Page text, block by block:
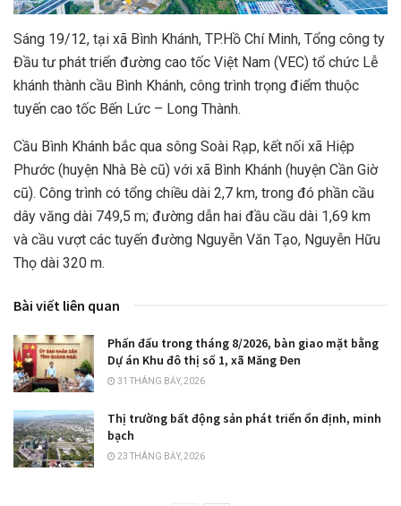
Sáng 19/12, tại xã Bình Khánh, TP.Hồ Chí Minh, Tổng công ty
Đầu tư phát triển đường cao tốc Việt Nam (VEC) tổ chức Lễ
khánh thành cầu Bình Khánh, công trình trọng điểm thuộc
tuyến cao tốc Bến Lức – Long Thành.
Cầu Bình Khánh bắc qua sông Soài Rạp, kết nối xã Hiệp
Phước (huyện Nhà Bè cũ) với xã Bình Khánh (huyện Cần Giờ
cũ). Công trình có tổng chiều dài 2,7 km, trong đó phần cầu
dây văng dài 749,5 m; đường dẫn hai đầu cầu dài 1,69 km
và cầu vượt các tuyến đường Nguyễn Văn Tạo, Nguyễn Hữu
Thọ dài 320 m.
Bài viết liên quan
Phấn đấu trong tháng 8/2026, bàn giao mặt bằng
Dự án Khu đô thị số 1, xã Măng Đen
31 THÁNG BẢY, 2026
Thị trường bất động sản phát triển ổn định, minh
bạch
23 THÁNG BẢY, 2026